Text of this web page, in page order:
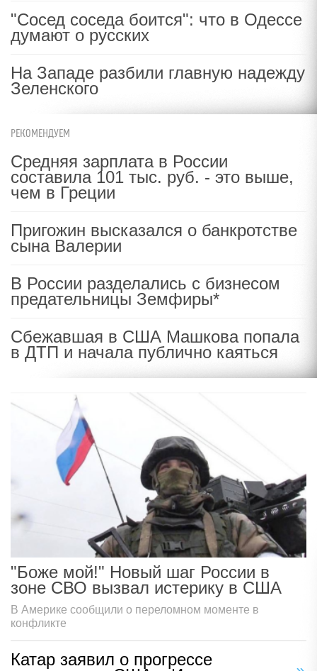
"Сосед соседа боится": что в Одессе
думают о русских
На Западе разбили главную надежду
Зеленского
РЕКОМЕНДУЕМ
Средняя зарплата в России
составила 101 тыс. руб. - это выше,
чем в Греции
Пригожин высказался о банкротстве
сына Валерии
В России разделались с бизнесом
предательницы Земфиры*
Сбежавшая в США Машкова попала
в ДТП и начала публично каяться
"Боже мой!" Новый шаг России в
зоне СВО вызвал истерику в США
В Америке сообщили о переломном моменте в
конфликте
Катар заявил о прогрессе